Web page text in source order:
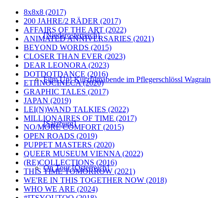
[Niederösterreich]
Film Up! Kurzfilmabende im Pflegerschlössl Wagrain
[Salzburg]
On Tour [Österreich]
8x8x8 (2017)
200 JAHRE/2 RÄDER (2017)
AFFAIRS OF THE ART (2022)
ANIMATED ANNIVERSARIES (2021)
BEYOND WORDS (2015)
CLOSER THAN EVER (2023)
DEAR LEONORA (2023)
DOTDOTDANCE (2016)
ETHNOCINECA (2020)
GRAPHIC TALES (2017)
JAPAN (2019)
LEI(N)WAND TALKIES (2022)
MILLIONAIRES OF TIME (2017)
NO/MORE COMFORT (2015)
OPEN ROADS (2019)
PUPPET MASTERS (2020)
QUEER MUSEUM VIENNA (2022)
(RE)COLLECTIONS (2016)
THIS TIME TOMORROW (2021)
WE'RE IN THIS TOGETHER NOW (2018)
WHO WE ARE (2024)